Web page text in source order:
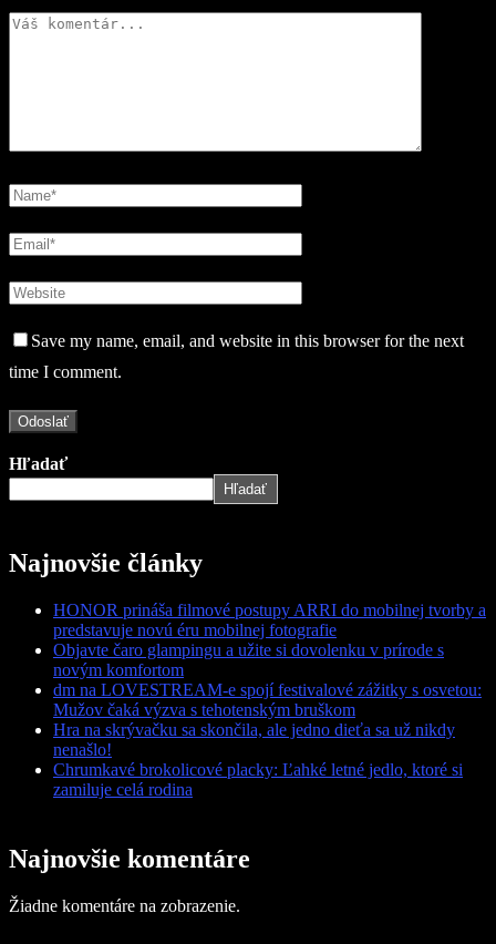
Save my name, email, and website in this browser for the next
time I comment.
Hľadať
Hľadať
Najnovšie články
HONOR prináša filmové postupy ARRI do mobilnej tvorby a
predstavuje novú éru mobilnej fotografie
Objavte čaro glampingu a užite si dovolenku v prírode s
novým komfortom
dm na LOVESTREAM-e spojí festivalové zážitky s osvetou:
Mužov čaká výzva s tehotenským bruškom
Hra na skrývačku sa skončila, ale jedno dieťa sa už nikdy
nenašlo!
Chrumkavé brokolicové placky: Ľahké letné jedlo, ktoré si
zamiluje celá rodina
Najnovšie komentáre
Žiadne komentáre na zobrazenie.